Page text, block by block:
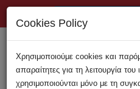
Cookies Policy
Χρησιμοποιούμε cookies και
απαραίτητες για τη λειτουργία
χρησιμοποιούνται μόνο με τη